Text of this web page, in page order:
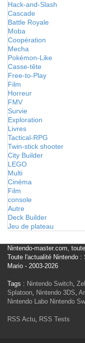
Hack-and-Slash
Cascade
Battle Royale
Moba
Coopération
Mecha
Pokémon-Like
Casse-tête
Free-to-Play
Film
Horreur
FMV
Survie
Exploration
Livres
Tactical-RPG
Twin-stick shooter
City Builder
LEGO
Multi
Cinéma
Film
console
Autre
Deck Builder
Jeu de plateau
Nintendo-master.com,
Toute l'actualité Nintendo
Mario - 2003-2026
Tags : Nintendo Switch,
Splatoon, Nintendo 3DS,
Nintendo Labo Nintendo
RSS Actu, RSS Tests